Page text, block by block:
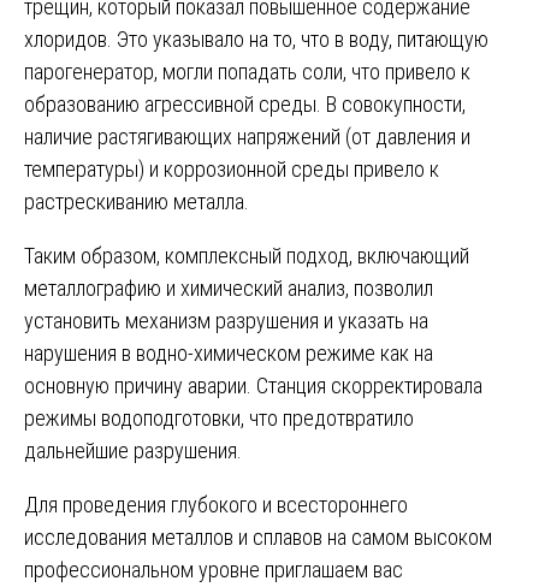
трещин, который показал повышенное содержание
хлоридов. Это указывало на то, что в воду, питающую
парогенератор, могли попадать соли, что привело к
образованию агрессивной среды. В совокупности,
наличие растягивающих напряжений (от давления и
температуры) и коррозионной среды привело к
растрескиванию металла.
Таким образом, комплексный подход, включающий
металлографию и химический анализ, позволил
установить механизм разрушения и указать на
нарушения в водно-химическом режиме как на
основную причину аварии. Станция скорректировала
режимы водоподготовки, что предотвратило
дальнейшие разрушения.
Для проведения глубокого и всестороннего
исследования металлов и сплавов на самом высоком
профессиональном уровне приглашаем вас